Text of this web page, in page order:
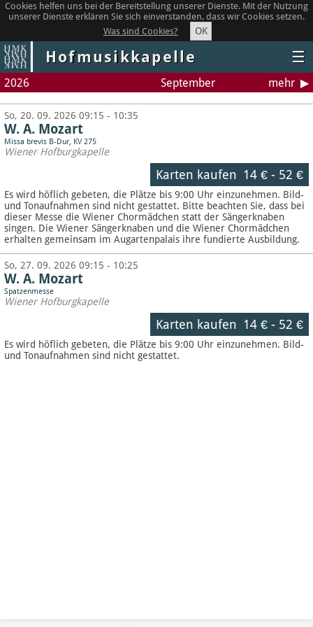
Cookies helfen uns bei der Bereitstellung unserer Dienste. Mit der Nutzung
unserer Dienste erklären Sie sich einverstanden, dass wir Cookies setzen.
Was sind Cookies?
OK
Hofmusikkapelle ☰
2026 September mehr
So, 20. 09. 2026 09:15 - 10:35
W. A. Mozart
Missa brevis B-Dur, KV 275
Wiener Hofburgkapelle
Karten kaufen 14 €- 52 €
Es wird höflich gebeten, die Plätze bis 9:00 Uhr einzunehmen. Bild-
und Tonaufnahmen sind nicht gestattet. Bitte beachten Sie, dass bei
dieser Messe die Wiener Chormädchen statt der Sängerknaben
singen. Die Wiener Sängerknaben und die Wiener Chormädchen
erhalten gemeinsam im Augartenpalais ihre fundierte Ausbildung.
So, 27. 09. 2026 09:15 - 10:25
W. A. Mozart
Spatzenmesse
Wiener Hofburgkapelle
Karten kaufen 14 €- 52 €
Es wird höflich gebeten, die Plätze bis 9:00 Uhr einzunehmen. Bild-
und Tonaufnahmen sind nicht gestattet.